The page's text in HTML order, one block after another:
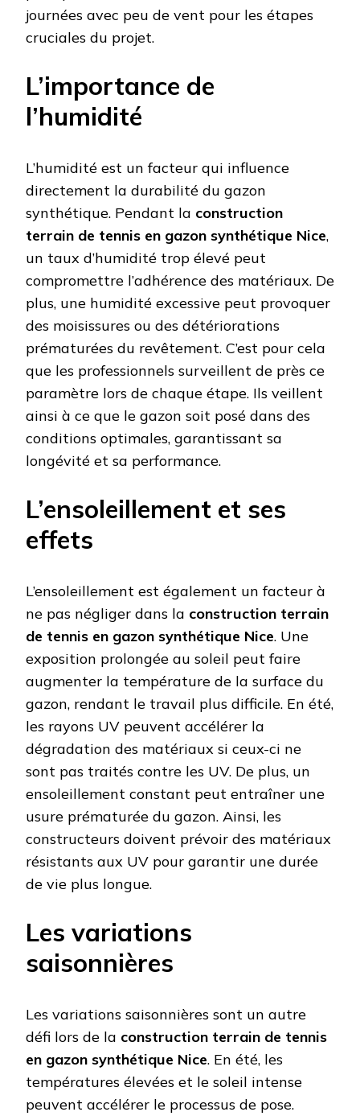
journées avec peu de vent pour les étapes
cruciales du projet.
L’importance de
l’humidité
L’humidité est un facteur qui influence
directement la durabilité du gazon
synthétique. Pendant la construction
terrain de tennis en gazon synthétique Nice,
un taux d’humidité trop élevé peut
compromettre l’adhérence des matériaux. De
plus, une humidité excessive peut provoquer
des moisissures ou des détériorations
prématurées du revêtement. C’est pour cela
que les professionnels surveillent de près ce
paramètre lors de chaque étape. Ils veillent
ainsi à ce que le gazon soit posé dans des
conditions optimales, garantissant sa
longévité et sa performance.
L’ensoleillement et ses
effets
L’ensoleillement est également un facteur à
ne pas négliger dans la construction terrain
de tennis en gazon synthétique Nice. Une
exposition prolongée au soleil peut faire
augmenter la température de la surface du
gazon, rendant le travail plus difficile. En été,
les rayons UV peuvent accélérer la
dégradation des matériaux si ceux-ci ne
sont pas traités contre les UV. De plus, un
ensoleillement constant peut entraîner une
usure prématurée du gazon. Ainsi, les
constructeurs doivent prévoir des matériaux
résistants aux UV pour garantir une durée
de vie plus longue.
Les variations
saisonnières
Les variations saisonnières sont un autre
défi lors de la construction terrain de tennis
en gazon synthétique Nice. En été, les
températures élevées et le soleil intense
peuvent accélérer le processus de pose.